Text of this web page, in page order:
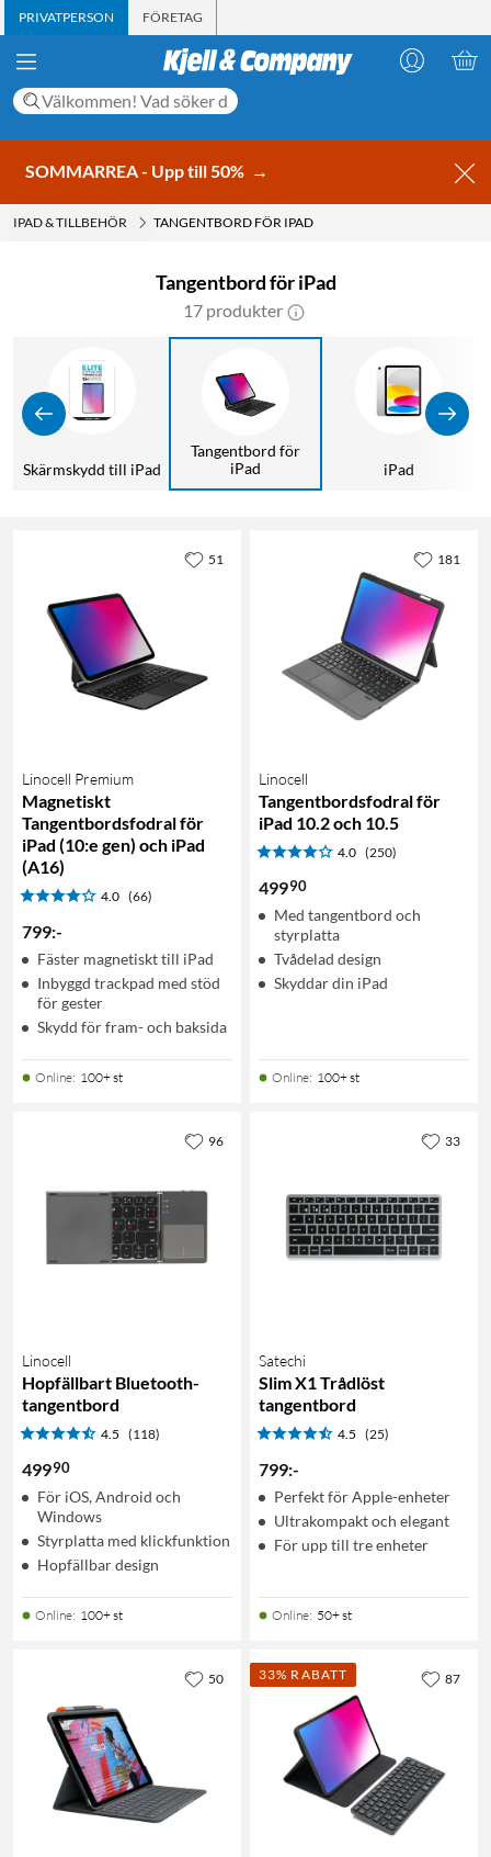
PRIVATPERSON FÖRETAG
SOMMARREA - Upp till 50% →
IPAD & TILLBEHÖR TANGENTBORD FÖR IPAD
Tangentbord för iPad
17 produkter
Skärmskydd till iPad
Tangentbord för
iPad
iPad
Linocell Premium
Magnetiskt
Tangentbordsfodral för
iPad (10:e gen) och iPad
(A16)
4.0 (66)
799:-
Fäster magnetiskt till iPad
Inbyggd trackpad med stöd
för gester
Skydd för fram- och baksida
Online: 100+ st
51
Linocell
Tangentbordsfodral för
iPad 10.2 och 10.5
4.0 (250)
49990
Med tangentbord och
styrplatta
Tvådelad design
Skyddar din iPad
Online: 100+ st
181
Linocell
Hopfällbart Bluetooth-
tangentbord
4.5 (118)
49990
För iOS, Android och
Windows
Styrplatta med klickfunktion
Hopfällbar design
Online: 100+ st
96
Satechi
Slim X1 Trådlöst
tangentbord
4.5 (25)
799:-
Perfekt för Apple-enheter
Ultrakompakt och elegant
För upp till tre enheter
Online: 50+ st
33
50 33% RABATT 87